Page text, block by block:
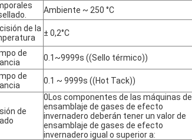
Ambiente ~ 250 °C
de la ± 0,2°C
de
0.1~9999s ((Sello térmico))
de
0.1 ~ 9999s ((Hot Tack))
de
0Los componentes de las máquinas de
ensamblaje de gases de efecto
invernadero deberán tener un valor de
ensamblaje de gases de efecto
invernadero igual o superior a: